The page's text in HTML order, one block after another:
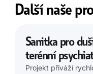
Další naše
Sanitka pro
terénní
Projekt přiváží